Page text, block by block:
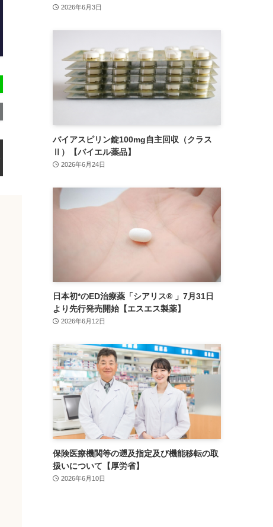
2026年6月3日
バイアスピリン錠100mg自主回収（クラス
Ⅱ）【バイエル薬品】
2026年6月24日
日本初*のED治療薬「シアリス® 」7月31日
より先行発売開始【エスエス製薬】
2026年6月12日
保険医療機関等の遡及指定及び機能移転の取
扱いについて【厚労省】
2026年6月10日